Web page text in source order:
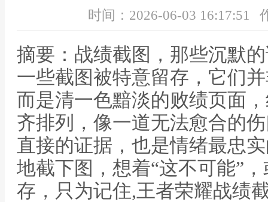
时间：2026-06-03 16:17:51
摘要：战绩截图，那些沉默
一些截图被特意留存，它们
而是清一色黯淡的败绩页面
齐排列，像一道无法愈合的
直接的证据，也是情绪最忠
地截下图，想着“这不可能”
存，只为记住,王者荣耀战绩